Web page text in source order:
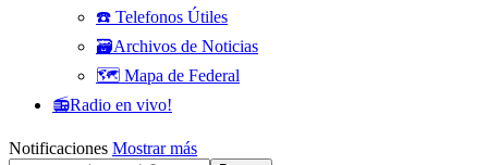
☎️ Telefonos Útiles
🗃️Archivos de Noticias
🗺️ Mapa de Federal
📻Radio en vivo!
Notificaciones Mostrar más